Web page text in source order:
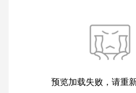
预览加载失败，请重